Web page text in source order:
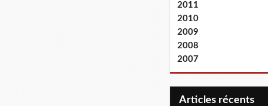
2011
2010
2009
2008
2007
articles récents